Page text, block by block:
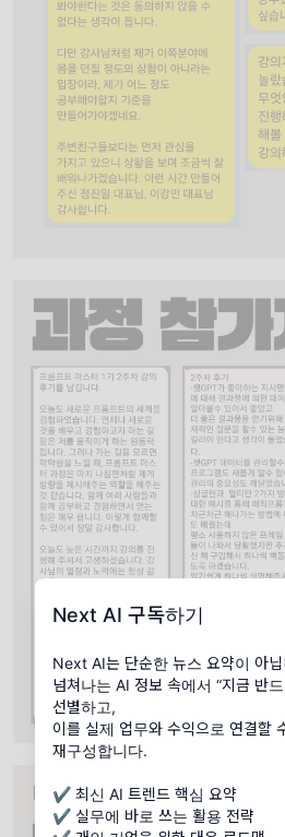
Next AI 구독하기
Next AI는 단순한 뉴스 요약이 아
넘쳐나는 AI 정보 속에서 “지금 반
선별하고,
이를 실제 업무와 수익으로 연결할
재구성합니다.
✔ 최신 AI 트렌드 핵심 요약
✔ 실무에 바로 쓰는 활용 전략